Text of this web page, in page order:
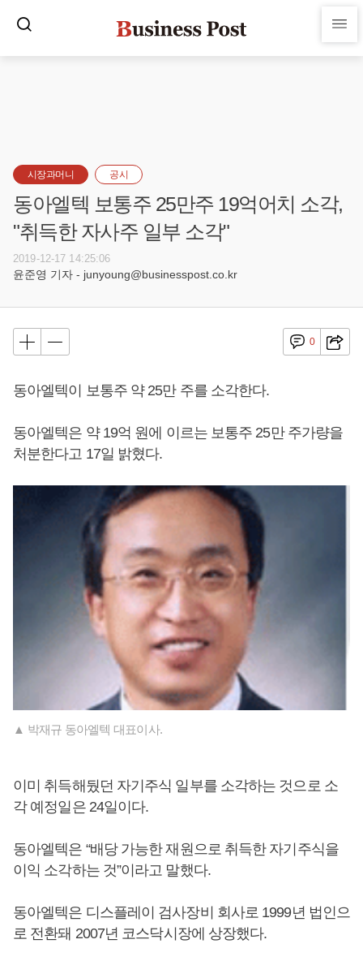
시장과머니 공시
동아엘텍 보통주 25만주 19억어치 소각,
"취득한 자사주 일부 소각"
2019-12-17 14:25:06
윤준영 기자 - junyoung@businesspost.co.kr
0
동아엘텍이 보통주 약 25만 주를 소각한다.
동아엘텍은 약 19억 원에 이르는 보통주 25만 주가량을
처분한다고 17일 밝혔다.
▲ 박재규 동아엘텍 대표이사.
이미 취득해뒀던 자기주식 일부를 소각하는 것으로 소
각 예정일은 24일이다.
동아엘텍은 “배당 가능한 재원으로 취득한 자기주식을
이익 소각하는 것”이라고 말했다.
동아엘텍은 디스플레이 검사장비 회사로 1999년 법인으
로 전환돼 2007년 코스닥시장에 상장했다.